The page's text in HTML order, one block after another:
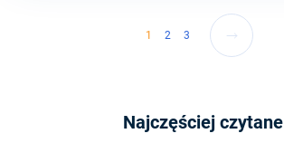
1 2 3
Najczęściej czytane